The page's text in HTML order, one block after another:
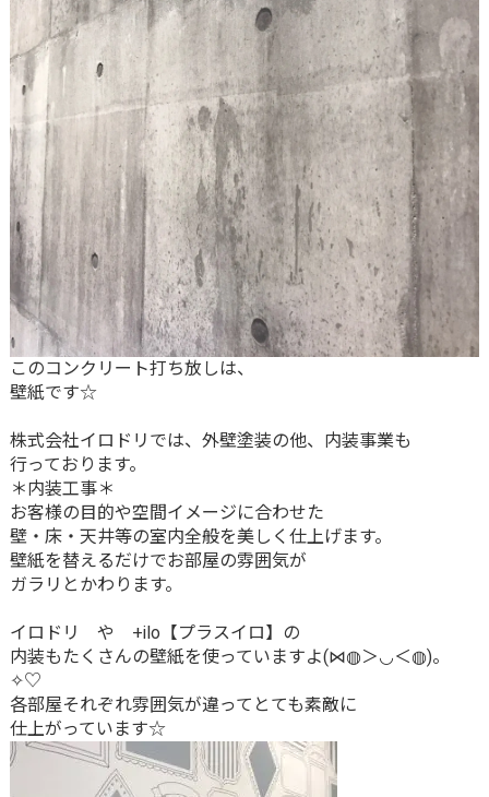
このコンクリート打ち放しは、
壁紙です☆
株式会社イロドリでは、外壁塗装の他、内装事業も
行っております。
＊内装工事＊
お客様の目的や空間イメージに合わせた
壁・床・天井等の室内全般を美しく仕上げます。
壁紙を替えるだけでお部屋の雰囲気が
ガラリとかわります。
イロドリ や +ilo【プラスイロ】の
内装もたくさんの壁紙を使っていますよ(⋈◍＞◡＜◍)。
✧♡
各部屋それぞれ雰囲気が違ってとても素敵に
仕上がっています☆